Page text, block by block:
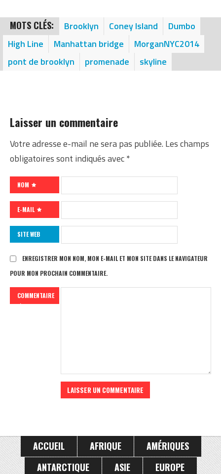
MOTS CLÉS: Brooklyn Coney Island
Dumbo
High Line
Manhattan bridge
MorganNYC2014
pont de brooklyn
promenade skyline
Laisser un commentaire
Votre adresse e-mail ne sera pas publiée. Les champs
obligatoires sont indiqués avec*
NOM
E-MAIL
SITE WEB
ENREGISTRER MON NOM, MON E-MAIL ET MON SITE DANS LE NAVIGATEUR
POUR MON PROCHAIN COMMENTAIRE.
COMMENTAIRE
ACCUEIL AFRIQUE
AMÉRIQUES
ANTARCTIQUE
ASIE
EUROPE